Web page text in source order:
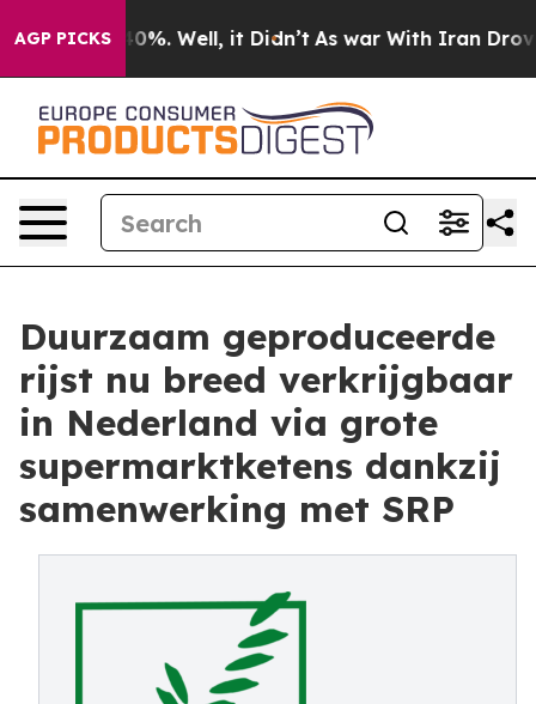
AGP PICKS
40%. Well, it Didn’t As war With Iran Drove oil
Duurzaam geproduceerde
rijst nu breed verkrijgbaar
in Nederland via grote
supermarktketens dankzij
samenwerking met SRP